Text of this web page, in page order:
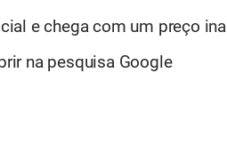
e chega com um preço
na pesquisa Google